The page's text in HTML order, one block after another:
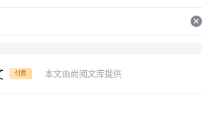
付费 本文由尚阅文库提供